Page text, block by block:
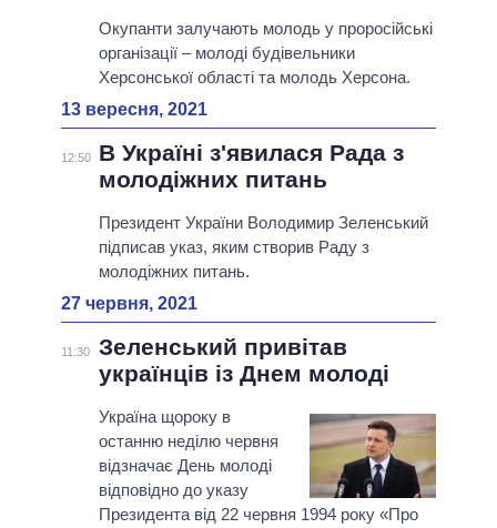
Окупанти залучають молодь у проросійські
організації – молоді будівельники
Херсонської області та молодь Херсона.
13 вересня, 2021
12:50
В Україні з'явилася Рада з
молодіжних питань
Президент України Володимир Зеленський
підписав указ, яким створив Раду з
молодіжних питань.
27 червня, 2021
11:30
Зеленський привітав
українців із Днем молоді
Україна щороку в
останню неділю червня
відзначає День молоді
відповідно до указу
Президента від 22 червня 1994 року «Про